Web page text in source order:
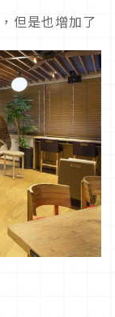
但是也增加了